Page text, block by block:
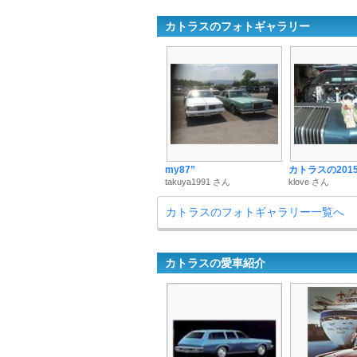
カトラスのフォトギャラリー
my87”
takuya1991 さん
カトラスの
klove さん
カトラスのフォトギャラリー一覧へ
カトラスの愛車紹介